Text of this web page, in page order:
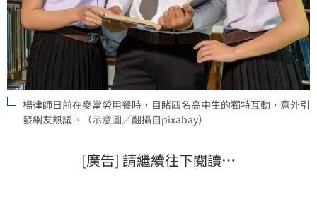
楊律師日前在麥當勞用餐時，目睹四名高中生的獨特互動，意外引
發網友熱議。（示意圖／翻攝自pixabay）
[廣告] 請繼續往下閱讀…